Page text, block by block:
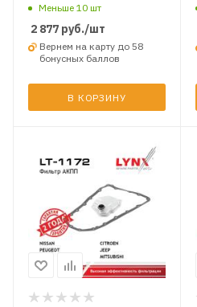
Меньше 10 шт
2 877 руб./шт
Вернем на карту до 58
бонусных баллов
В КОРЗИНУ